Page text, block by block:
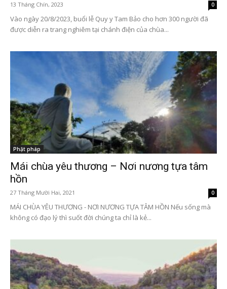
13 Tháng Chín, 2023 0
Vào ngày 20/8/2023, buổi lễ Quy y Tam Bảo cho hơn 300 người đã
được diễn ra trang nghiêm tại chánh điện của chùa...
Phật pháp
Mái chùa yêu thương – Nơi nương tựa tâm
hồn
27 Tháng Mười Hai, 2021 0
MÁI CHÙA YÊU THƯƠNG - NƠI NƯƠNG TỰA TÂM HỒN Nếu sống mà
không có đạo lý thì suốt đời chúng ta chỉ là kẻ...